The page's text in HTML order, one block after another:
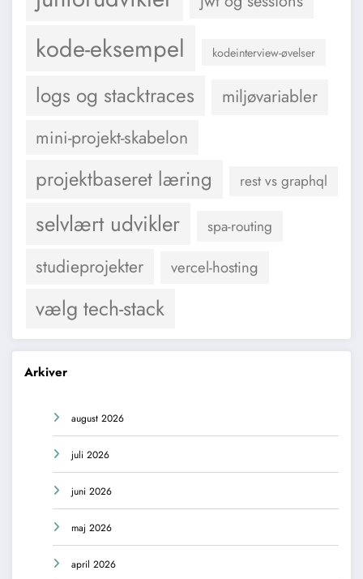
kode-eksempel kodeinterview-øvelser
logs og stacktraces miljøvariabler
mini-projekt-skabelon
projektbaseret læring rest vs graphql
selvlært udvikler spa-routing
studieprojekter vercel-hosting
vælg tech-stack
Arkiver
august 2026
juli 2026
juni 2026
maj 2026
april 2026